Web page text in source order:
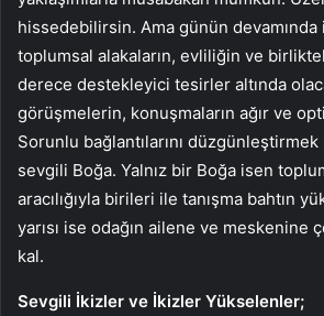
hissedebilirsin. Ama günün
toplumsal alakaların, evliliğin ve
derece destekleyici tesirler altında
görüşmelerin, konuşmaların ağır ve
Sorunlu bağlantılarını
sevgili Boğa. Yalnız bir Boğa isen
aracılığıyla birileri ile tanışma bahtın
yarısı ise odağın ailene ve meskenine
kal.
Sevgili İkizler ve İkizler Yükselenler;